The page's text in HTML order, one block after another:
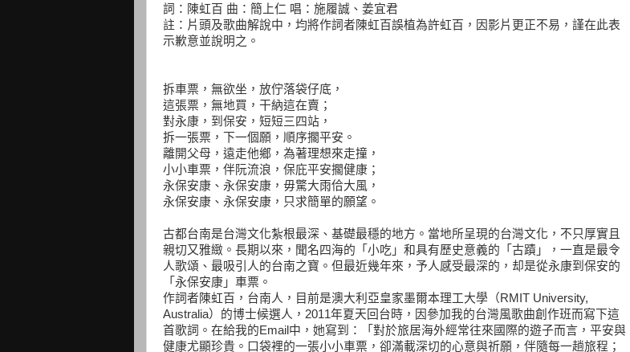
詞：陳虹百 曲：簡上仁 唱：施履誠、姜宜君
註：片頭及歌曲解說中，均將作詞者陳虹百誤植為許虹百，因影片更正不易，謹在此表
示歉意並說明之。
拆車票，無欲坐，放佇落袋仔底，
這張票，無地買，干納這在賣；
對永康，到保安，短短三四站，
拆一張票，下一個願，順序擱平安。
離開父母，遠走他鄉，為著理想來走撞，
小小車票，伴阮流浪，保庇平安擱健康；
永保安康、永保安康，毋驚大雨佮大風，
永保安康、永保安康，只求簡單的願望。
古都台南是台灣文化紮根最深、基礎最穩的地方。當地所呈現的台灣文化，不只厚實且
親切又雅緻。長期以來，聞名四海的「小吃」和具有歷史意義的「古蹟」，一直是最令
人歌頌、­最吸引人的台南之寶。但最近幾年來，予人感受最深的，却是從永康到保安的
「永保安康」車票。
作詞者陳虹百，台南人，目前是澳大利亞皇家墨爾本理工大學（RMIT University,
Australia）的博士候選人，2011年夏天回台時，因參加我的台灣風歌曲創作班而寫下這
首歌詞。在給我的Email中，她寫到：「對於旅居海外經常往來國際的遊子­而言，平安與
健康尤顯珍貴。口袋裡的一張小小車票，卻滿載深切的心意與祈願，伴隨每一趟旅程；